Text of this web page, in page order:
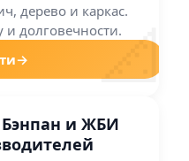
дерево и каркас.
и долговечности.📐
→
и ЖБИ